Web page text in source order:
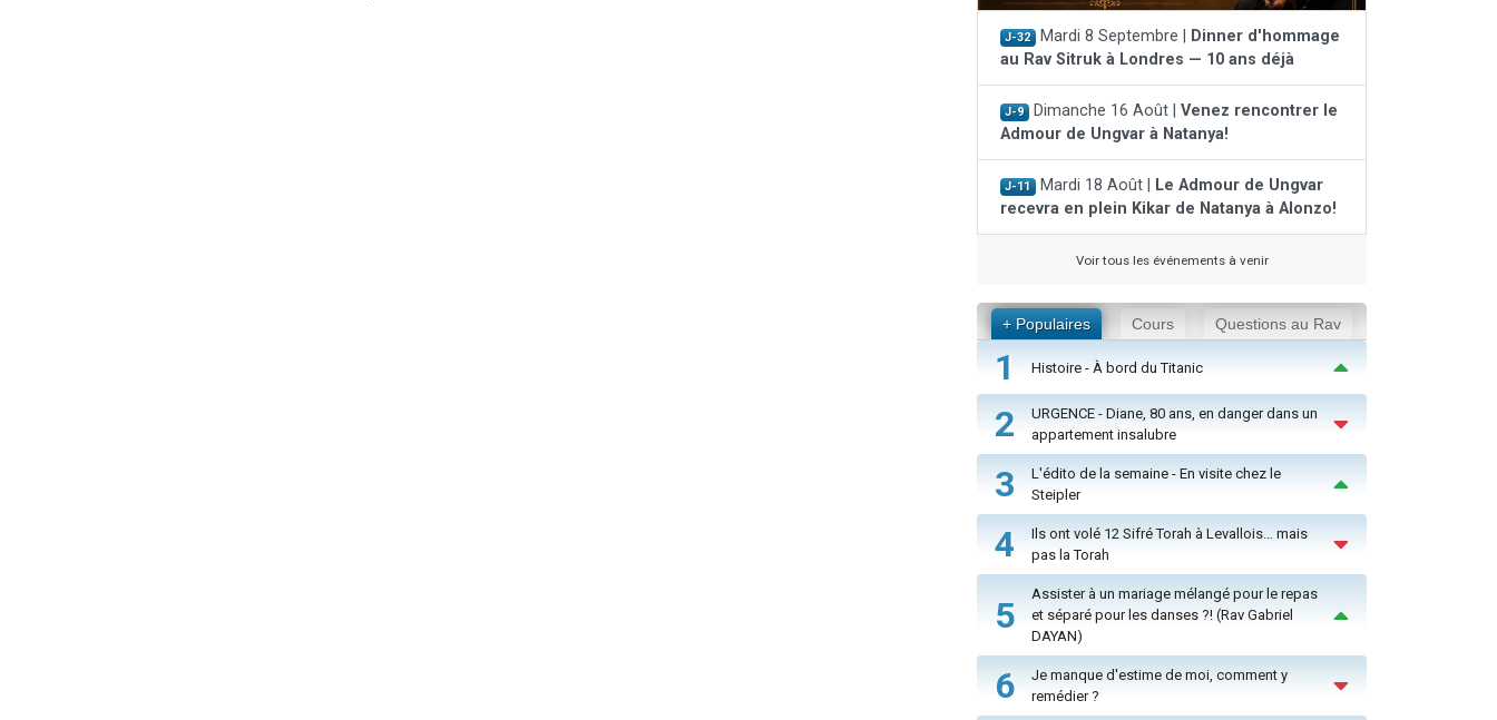
J-32 Mardi 8 Septembre |
Dinner d'hommage
au Rav Sitruk à Londres — 10 ans déjà
J-9 Dimanche 16 Août | Venez rencontrer le
Admour de Ungvar à Natanya!
J-11 Mardi 18 Août |
Le Admour de Ungvar
recevra en plein Kikar de Natanya à Alonzo!
Voir tous les événements à venir
+ Populaires Cours Questions au Rav
1 Histoire - À bord du Titanic
2
URGENCE - Diane, 80 ans, en danger dans un
appartement insalubre
3
L'édito de la semaine - En visite chez le
Steipler
4
Ils ont volé 12 Sifré Torah à Levallois… mais
pas la Torah
5
Assister à un mariage mélangé pour le repas
et séparé pour les danses ?! (Rav Gabriel
DAYAN)
6
Je manque d'estime de moi, comment y
remédier ?